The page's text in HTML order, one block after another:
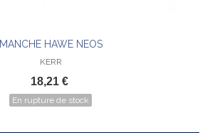
MANCHE HAWE NEOS
KERR
18,21 €
En rupture de stock